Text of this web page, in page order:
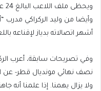
وأيضا من وليد الركراكي
أشهر اتصالاته بدياز لإقناعه
وفي تصريحات سابقة، أعرب
نصف نهائي مونديال قطر- عن
ولا يزال يهمنا. إذا علمنا أنه